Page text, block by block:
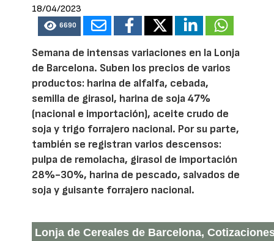
18/04/2023
6690
Semana de intensas variaciones en la Lonja
de Barcelona. Suben los precios de varios
productos: harina de alfalfa, cebada,
semilla de girasol, harina de soja 47%
(nacional e importación), aceite crudo de
soja y trigo forrajero nacional. Por su parte,
también se registran varios descensos:
pulpa de remolacha, girasol de importación
28%-30%, harina de pescado, salvados de
soja y guisante forrajero nacional.
Lonja de Cereales de Barcelona,